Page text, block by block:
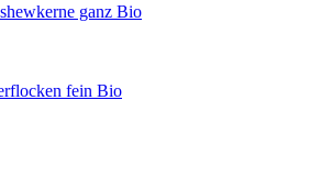
ganz Bio
fein Bio